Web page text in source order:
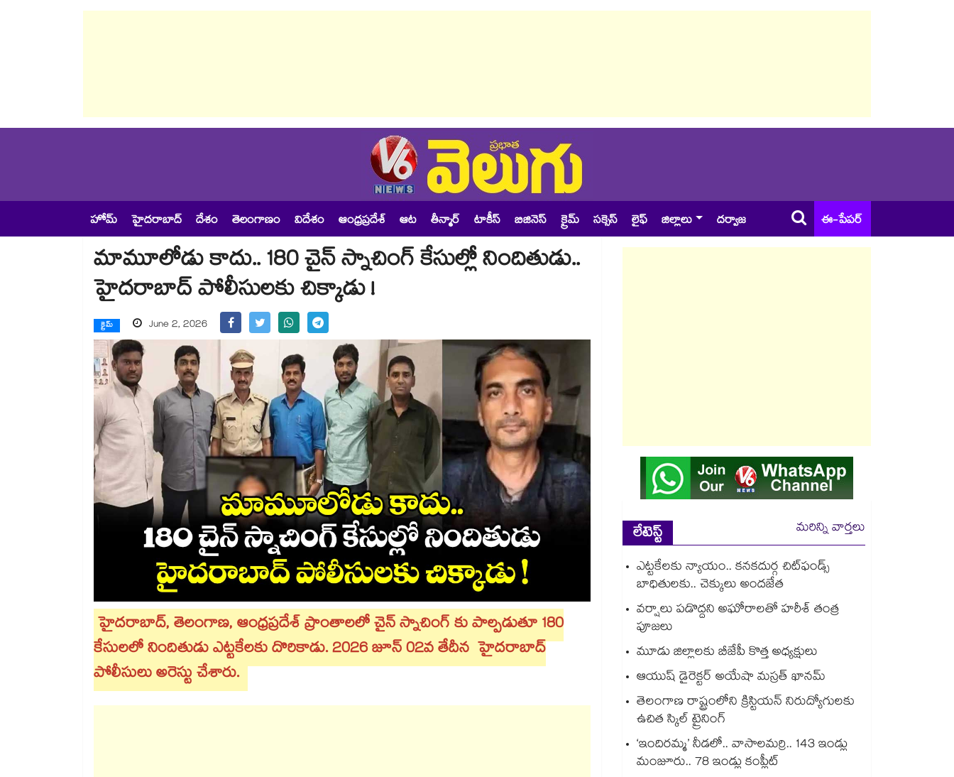
హోమ్ హైదరాబాద్ దేశం తెలంగాణం విదేశం ఆంధ్రప్రదేశ్ ఆట తీన్మార్ టాకీస్ బిజినెస్ క్రైమ్ సక్సెస్ లైఫ్ జిల్లాలు దర్వాజ ఈ-పేపర్
మామూలోడు కాదు.. 180 చైన్ స్నాచింగ్ కేసుల్లో నిందితుడు..
హైదరాబాద్ పోలీసులకు చిక్కాడు !
క్రైమ్ June 2, 2026
హైదరాబాద్, తెలంగాణ, ఆంధ్రప్రదేశ్ ప్రాంతాలలో చైన్ స్నాచింగ్ కు పాల్పడుతూ 180
కేసులలో నిందితుడు ఎట్టకేలకు దొరికాడు. 2026 జూన్ 02వ తేదీన హైదరాబాద్
పోలీసులు అరెస్టు చేశారు.
లేటెస్ట్
మరిన్ని వార్తలు
ఎట్టకేలకు న్యాయం.. కనకదుర్గ చిట్‌‌‌‌‌‌‌‌ఫండ్స్
బాధితులకు.. చెక్కులు అందజేత
వర్షాలు పడొద్దని అఘోరాలతో హరీశ్ తంత్ర
పూజలు
మూడు జిల్లాలకు బీజేపీ కొత్త అధ్యక్షులు
ఆయుష్‌‌ డైరెక్టర్ అయేషా మస్రత్ ఖానమ్‌‌
తెలంగాణ రాష్ట్రంలోని క్రిస్టియన్ నిరుద్యోగులకు
ఉచిత స్కిల్ ట్రైనింగ్
‘ఇందిరమ్మ’ నీడలో.. వాసాలమర్రి.. 143 ఇండ్లు
మంజూరు.. 78 ఇండ్లు కంప్లీట్